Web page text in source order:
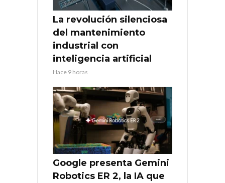
La revolución silenciosa
del mantenimiento
industrial con
inteligencia artificial
Hace 9 horas
Google presenta Gemini
Robotics ER 2, la IA que